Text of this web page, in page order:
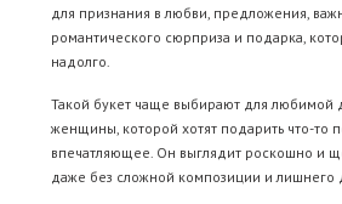
для признания в любви, предложения,
романтического сюрприза и подарка,
надолго.
Такой букет чаще выбирают для любимой
женщины, которой хотят подарить что-то
впечатляющее. Он выглядит роскошно и
даже без сложной композиции и лишнего